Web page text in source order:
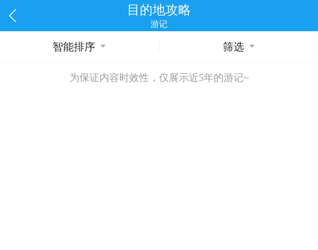
目的地攻略
游记
智能排序 筛选
为保证内容时效性，仅展示近5年的游记~